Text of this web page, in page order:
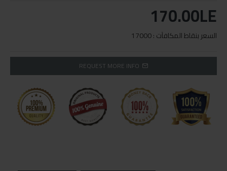
170.00LE
السعر بنقاط المكافآت : 17000
REQUEST MORE INFO